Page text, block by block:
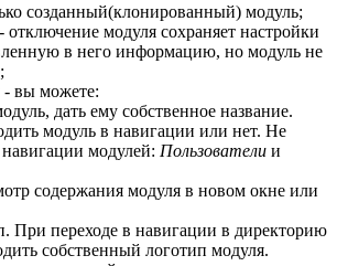
созданный(клонированный) модуль;
- отключение модуля сохраняет настройки
в него информацию, но модуль не
- вы можете:
дать ему собственное название.
модуль в навигации или нет. Не
модулей: Пользователи и
содержания модуля в новом окне или
При переходе в навигации в директорию
собственный логотип модуля.